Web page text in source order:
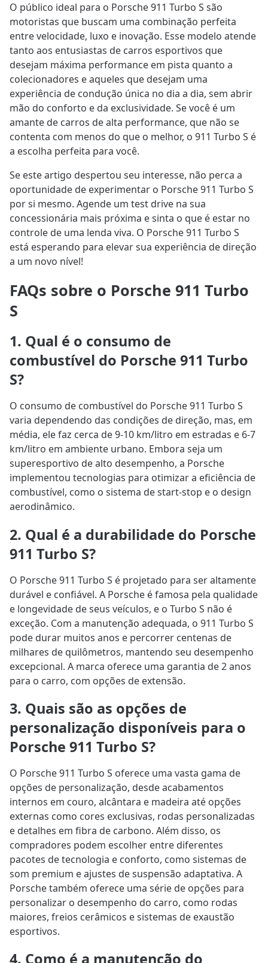
O público ideal para o Porsche 911 Turbo S são
motoristas que buscam uma combinação perfeita
entre velocidade, luxo e inovação. Esse modelo atende
tanto aos entusiastas de carros esportivos que
desejam máxima performance em pista quanto a
colecionadores e aqueles que desejam uma
experiência de condução única no dia a dia, sem abrir
mão do conforto e da exclusividade. Se você é um
amante de carros de alta performance, que não se
contenta com menos do que o melhor, o 911 Turbo S é
a escolha perfeita para você.
Se este artigo despertou seu interesse, não perca a
oportunidade de experimentar o Porsche 911 Turbo S
por si mesmo. Agende um test drive na sua
concessionária mais próxima e sinta o que é estar no
controle de uma lenda viva. O Porsche 911 Turbo S
está esperando para elevar sua experiência de direção
a um novo nível!
FAQs sobre o Porsche 911 Turbo
S
1. Qual é o consumo de
combustível do Porsche 911 Turbo
S?
O consumo de combustível do Porsche 911 Turbo S
varia dependendo das condições de direção, mas, em
média, ele faz cerca de 9-10 km/litro em estradas e 6-7
km/litro em ambiente urbano. Embora seja um
superesportivo de alto desempenho, a Porsche
implementou tecnologias para otimizar a eficiência de
combustível, como o sistema de start-stop e o design
aerodinâmico.
2. Qual é a durabilidade do Porsche
911 Turbo S?
O Porsche 911 Turbo S é projetado para ser altamente
durável e confiável. A Porsche é famosa pela qualidade
e longevidade de seus veículos, e o Turbo S não é
exceção. Com a manutenção adequada, o 911 Turbo S
pode durar muitos anos e percorrer centenas de
milhares de quilômetros, mantendo seu desempenho
excepcional. A marca oferece uma garantia de 2 anos
para o carro, com opções de extensão.
3. Quais são as opções de
personalização disponíveis para o
Porsche 911 Turbo S?
O Porsche 911 Turbo S oferece uma vasta gama de
opções de personalização, desde acabamentos
internos em couro, alcântara e madeira até opções
externas como cores exclusivas, rodas personalizadas
e detalhes em fibra de carbono. Além disso, os
compradores podem escolher entre diferentes
pacotes de tecnologia e conforto, como sistemas de
som premium e ajustes de suspensão adaptativa. A
Porsche também oferece uma série de opções para
personalizar o desempenho do carro, como rodas
maiores, freios cerâmicos e sistemas de exaustão
esportivos.
4. Como é a manutenção do